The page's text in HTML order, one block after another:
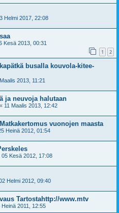
Helmi 2017, 22:08
Kesä 2013, 00:31
1 2
busalla kouvola-kitee-
2013, 11:21
ja neuvoja halutaan
« 11 Maalis 2013, 12:42
vuonojen maasta
Heinä 2012, 01:54
05 Kesä 2012, 17:08
Helmi 2012, 09:40
Tartostahttp://www.mtv
Heinä 2011, 12:55